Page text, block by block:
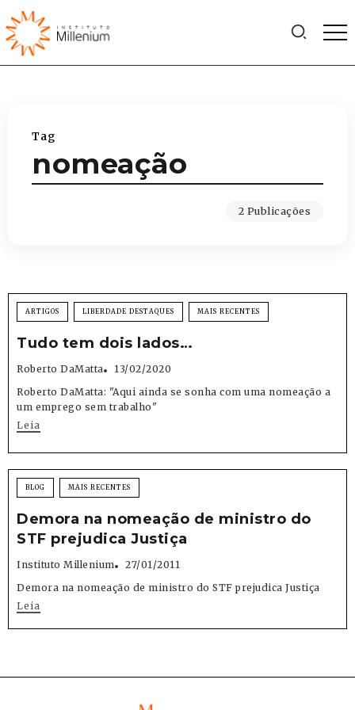
Tag
nomeação
2 Publicações
ARTIGOS LIBERDADE DESTAQUES MAIS RECENTES
Tudo tem dois lados…
Roberto DaMatta
13/02/2020
Roberto DaMatta: "Aqui ainda se sonha com uma nomeação a
um emprego sem trabalho"
Leia
BLOG MAIS RECENTES
Demora na nomeação de ministro do
STF prejudica Justiça
Instituto Millenium
27/01/2011
Demora na nomeação de ministro do STF prejudica Justiça
Leia